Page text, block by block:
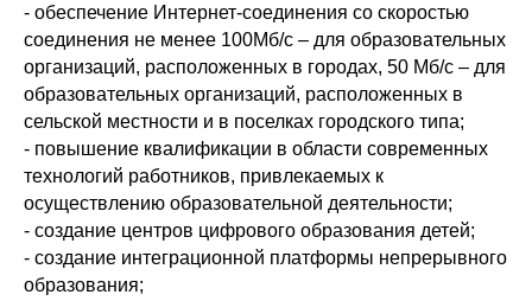
- обеспечение Интернет-соединения со скоростью
соединения не менее 100Мб/с – для образовательных
организаций, расположенных в городах, 50 Мб/с – для
образовательных организаций, расположенных в
сельской местности и в поселках городского типа;
- повышение квалификации в области современных
технологий работников, привлекаемых к
осуществлению образовательной деятельности;
- создание центров цифрового образования детей;
- создание интеграционной платформы непрерывного
образования;